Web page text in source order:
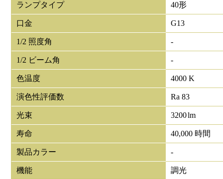
ランプタイプ 40形
口金 G13
1/2 照度角 -
1/2 ビーム角 -
色温度 4000 K
演色性評価数 Ra 83
光束 3200lm
寿命 40,000 時間
製品カラー -
機能 調光